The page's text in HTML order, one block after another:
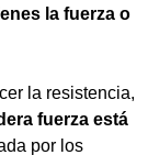
la fuerza o
la resistencia,
fuerza está
por los